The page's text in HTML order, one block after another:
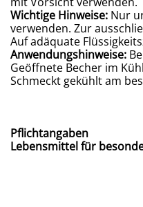
Wichtige Hinweise: Nur
verwenden. Zur
Auf adäquate
Anwendungshinweise:
Geöffnete Becher im
Schmeckt gekühlt am
Pflichtangaben
Lebensmittel für